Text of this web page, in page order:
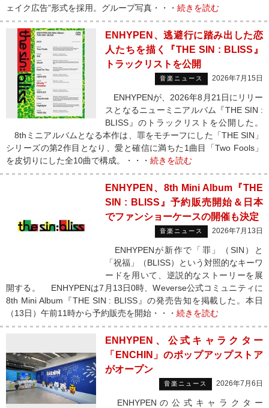
ェイク広告”形式を採用。グループ写真・・・ 続きを読む
ENHYPEN、逃避行に踏み出した恋
人たちを描く『THE SIN : BLISS』
トラックリストを公開
音楽ニュース 2026年7月15日
ENHYPENが、2026年8月21日にリリー
スとなるニューミニアルバム『THE SIN :
BLISS』のトラックリストを公開した。
8thミニアルバムとなる本作は、罪をモチーフにした「THE SIN」
シリーズの第2作目となり、愛と確信に満ちた1曲目「Two Fools」
を皮切りにした全10曲で構成。・・・ 続きを読む
ENHYPEN、8th Mini Album『THE
SIN : BLISS』予約販売開始＆日本
でファンショーケースの開催も決定
音楽ニュース 2026年7月13日
ENHYPENが新作で「罪」（SIN）と
「祝福」（BLISS）という対照的なキーワ
ードを用いて、逆説的なストーリーを展
開する。 ENHYPENは7月13日0時、Weverse公式コミュニティに
8th Mini Album『THE SIN : BLISS』の発売告知を掲載した。本日
（13日）午前11時から予約販売を開始・・・ 続きを読む
ENHYPEN、公式キャラクター
「ENCHIN」のポップアップストア
がオープン
音楽ニュース 2026年7月6日
ENHYPENの公式キャラクター